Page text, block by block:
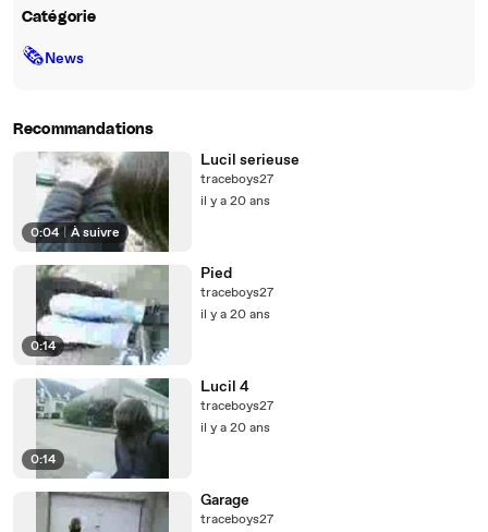
Catégorie
🗞News
Recommandations
0:04 À suivre
Lucil serieuse
traceboys27
il y a 20 ans
0:14
Pied
traceboys27
il y a 20 ans
0:14
Lucil 4
traceboys27
il y a 20 ans
Garage
traceboys27